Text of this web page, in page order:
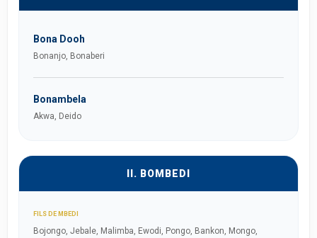
Bona Dooh
Bonanjo, Bonaberi
Bonambela
Akwa, Deido
II. BOMBEDI
FILS DE MBEDI
Bojongo, Jebale, Malimba, Ewodi, Pongo, Bankon, Mongo,